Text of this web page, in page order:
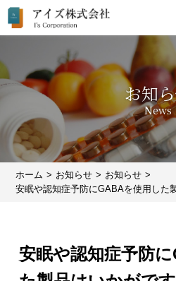
お知
News
ホーム お知らせ
お知らせ
安眠や認知症予防にGABAを使用した
安眠や認知症予防